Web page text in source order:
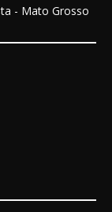
- Mato Grosso